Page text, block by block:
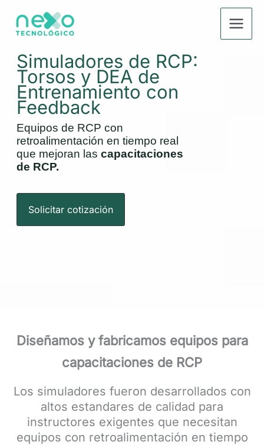
contenido
Simuladores de RCP:
Torsos y DEA de
Entrenamiento con
Feedback
Equipos de RCP con
retroalimentación en tiempo real
que mejoran las capacitaciones
de RCP.
Solicitar cotización
Diseñamos y fabricamos equipos para
capacitaciones de RCP
Los simuladores fueron desarrollados con
altos estandares de calidad para
instructores exigentes que necesitan
equipos con retroalimentación en tiempo